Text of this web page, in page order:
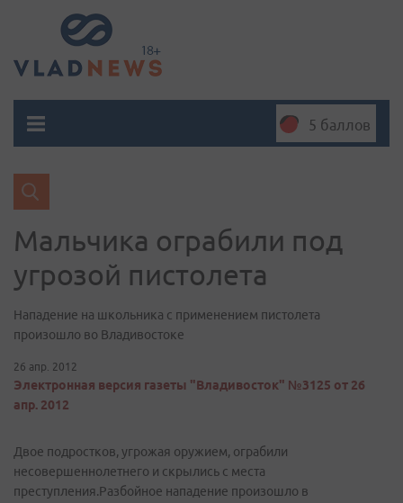
5 баллов
Мальчика ограбили под
угрозой пистолета
Нападение на школьника с применением пистолета
произошло во Владивостоке
26 апр. 2012
Электронная версия газеты "Владивосток" №3125 от 26
апр. 2012
Двое подростков, угрожая оружием, ограбили
несовершеннолетнего и скрылись с места
преступления.Разбойное нападение произошло в